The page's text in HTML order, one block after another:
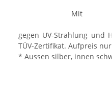
Mit der
gegen UV-Strahlung und
TÜV-Zertifikat. Aufpreis nur
* Aussen silber, innen